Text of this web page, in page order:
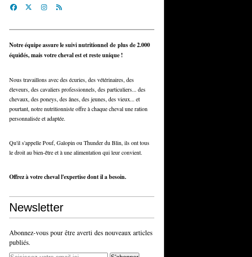
Notre équipe assure le suivi nutritionnel de plus de 2.000
équidés, mais votre cheval est et reste unique !
Nous travaillons avec des écuries, des vétérinaires, des
éleveurs, des cavaliers professionnels, des particuliers... des
chevaux, des poneys, des ânes, des jeunes, des vieux... et
pourtant, notre nutritionniste offre à chaque cheval une ration
personnalisée et adaptée.
Qu'il s'appelle Pouf, Galopin ou Thunder du Blin, ils ont tous
le droit au bien-être et à une alimentation qui leur convient.
Offrez à votre cheval l'expertise dont il a besoin.
Newsletter
Abonnez-vous pour être averti des nouveaux articles
publiés.